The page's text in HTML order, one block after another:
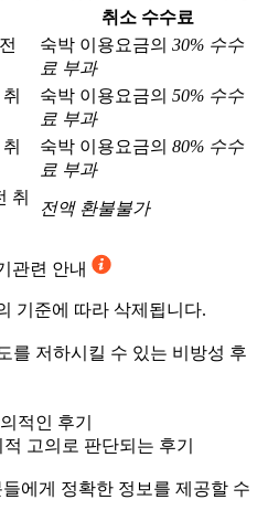
취소 수수료
숙박 이용요금의 30% 수수
료 부과
숙박 이용요금의 50% 수수
료 부과
숙박 이용요금의 80% 수수
료 부과
취
전액 환불불가
관련 안내
기준에 따라 삭제됩니다.
를 저하시킬 수 있는 비방성 후
적인 후기
고의로 판단되는 후기
에게 정확한 정보를 제공할 수